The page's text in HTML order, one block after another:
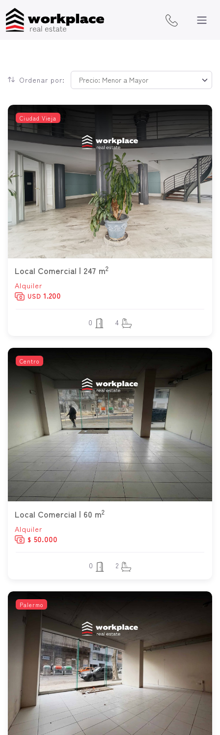
Ordenar por:
Ciudad Vieja
Local Comercial | 247 m2
Alquiler
USD 1.200
0 4
Centro
Local Comercial | 60 m2
Alquiler
$ 50.000
0 2
Palermo